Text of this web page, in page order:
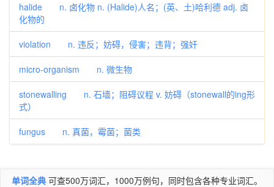
halide n. 卤化物 n. (Halide)人名；(英、土)哈利德 adj. 卤
化物的
violation n. 违反；妨碍，侵害；违背；强奸
micro-organism n. 微生物
stonewalling n. 石墙；阻碍议程 v. 妨碍（stonewall的ing形
式）
fungus n. 真菌，霉菌；菌类
单词全典 可查500万词汇，1000万例句，同时包含各种专业词汇。